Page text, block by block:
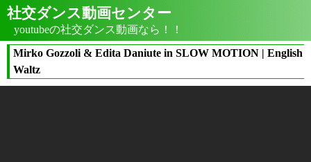
社交ダンス動画センター
youtubeの社交ダンス動画なら！！
Mirko Gozzoli & Edita Daniute in SLOW MOTION | English
Waltz